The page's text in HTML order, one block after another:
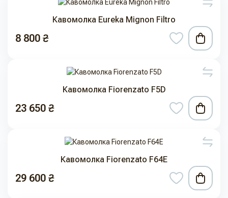
Кавомолка Eureka Mignon Filtro
8 800 ₴
Кавомолка Fiorenzato F5D
23 650 ₴
Кавомолка Fiorenzato F64E
29 600 ₴